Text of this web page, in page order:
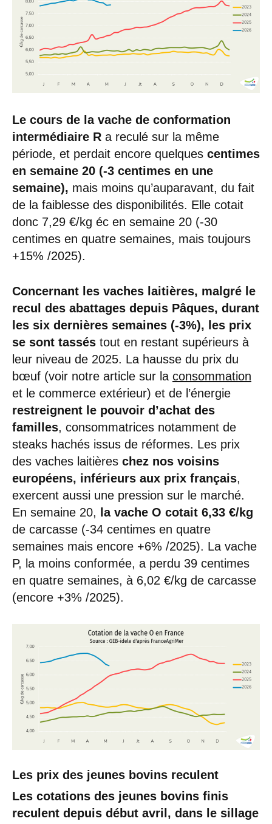
Le cours de la vache de conformation
intermédiaire R a reculé sur la même
période, et perdait encore quelques centimes
en semaine 20 (-3 centimes en une
semaine), mais moins qu’auparavant, du fait
de la faiblesse des disponibilités. Elle cotait
donc 7,29 €/kg éc en semaine 20 (-30
centimes en quatre semaines, mais toujours
+15% /2025).
Concernant les vaches laitières, malgré le
recul des abattages depuis Pâques, durant
les six dernières semaines (-3%), les prix
se sont tassés tout en restant supérieurs à
leur niveau de 2025. La hausse du prix du
bœuf (voir notre article sur la consommation
et le commerce extérieur) et de l’énergie
restreignent le pouvoir d’achat des
familles, consommatrices notamment de
steaks hachés issus de réformes. Les prix
des vaches laitières chez nos voisins
européens, inférieurs aux prix français,
exercent aussi une pression sur le marché.
En semaine 20,
la vache O cotait 6,33 €/kg
de carcasse (-34 centimes en quatre
semaines mais encore +6% /2025). La vache
P, la moins conformée, a perdu 39 centimes
en quatre semaines, à 6,02 €/kg de carcasse
(encore +3% /2025).
Les prix des jeunes bovins reculent
Les cotations des jeunes bovins finis
reculent depuis début avril, dans le sillage